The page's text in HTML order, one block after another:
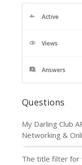
Active
Views
Answers
Questions
My Darling Club
Networking &
The title filter for